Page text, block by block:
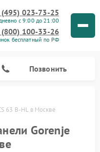
(495) 023-73-25
с 9:00 до 21:00
(800) 100-33-26
бесплатный по РФ
Позвонить
63 B-HL в Москве
Gorenje